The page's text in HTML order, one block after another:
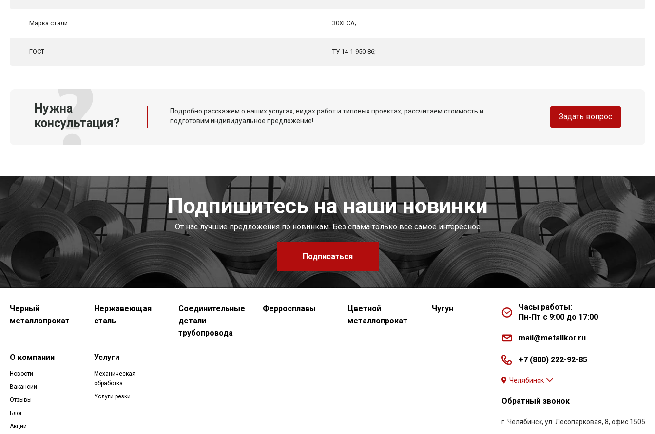
Марка стали 30ХГСА;
ГОСТ ТУ 14-1-950-86;
Нужна
консультация?
Подробно расскажем о наших услугах, видах работ и типовых проектах, рассчитаем стоимость и
подготовим индивидуальное предложение!
Задать вопрос
Подпишитесь на наши новинки
От нас лучшие предложения по новинкам. Без спама только все самое интересное
Подписаться
Черный
металлопрокат
Нержавеющая
сталь
Соединительные
детали
трубопровода
Ферросплавы
Цветной
металлопрокат
Чугун
О компании
Новости
Вакансии
Отзывы
Блог
Акции
Услуги
Механическая
обработка
Услуги резки
Часы работы:
Пн-Пт с 9:00 до 17:00
mail@metallkor.ru
+7 (800) 222-92-85
Челябинск
Обратный звонок
г. Челябинск, ул. Лесопарковая, 8, офис 1505